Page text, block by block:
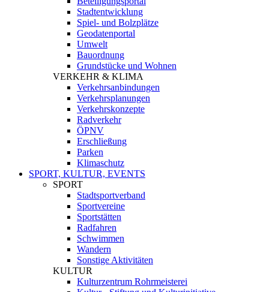
Stadtentwicklung
Spiel- und Bolzplätze
Geodatenportal
Umwelt
Bauordnung
Grundstücke und Wohnen
VERKEHR & KLIMA
Verkehrsanbindungen
Verkehrsplanungen
Verkehrskonzepte
Radverkehr
ÖPNV
Erschließung
Parken
Klimaschutz
SPORT, KULTUR, EVENTS
SPORT
Stadtsportverband
Sportvereine
Sportstätten
Radfahren
Schwimmen
Wandern
Sonstige Aktivitäten
KULTUR
Kulturzentrum Rohrmeisterei